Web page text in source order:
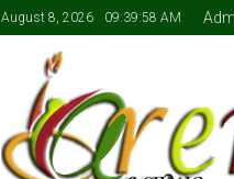
August 8, 2026 09:39:58 AM